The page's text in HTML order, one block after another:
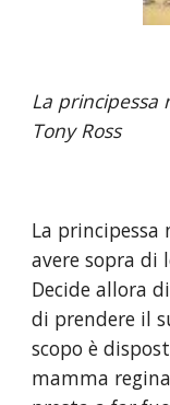
La principessa
Tony Ross
La
avere sopra di
Decide allora
di prendere il
scopo è
mamma